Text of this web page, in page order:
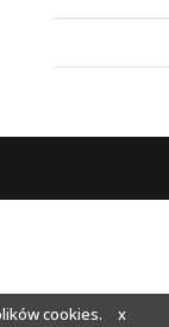
cookies. x